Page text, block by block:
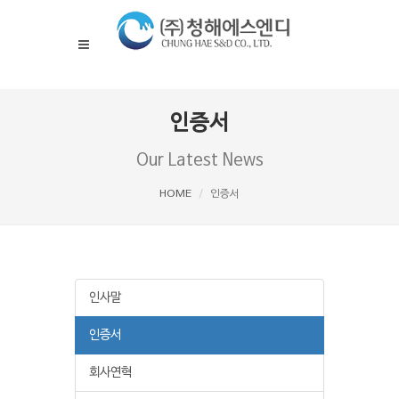
인증서
Our Latest News
HOME 인증서
인사말
인증서
회사연혁